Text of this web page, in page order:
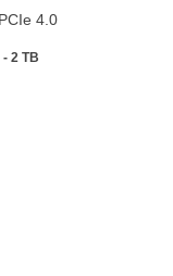
4.0
2 TB